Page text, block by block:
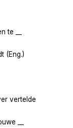
te __
(Eng.)
vertelde
__